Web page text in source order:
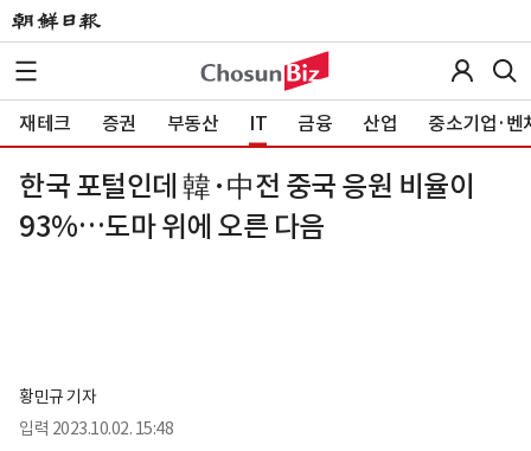
재테크 증권 부동산 IT 금융 산업 중소기업·벤
한국 포털인데 韓·中전 중국 응원 비율이
93%…도마 위에 오른 다음
황민규 기자
입력 2023.10.02. 15:48